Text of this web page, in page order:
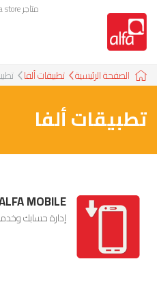
متاجر Alfa store
الصفحة الرئيسية تطبيقات ألفا
تطبيقات ألفا
MOBILE
إدارة حسابك